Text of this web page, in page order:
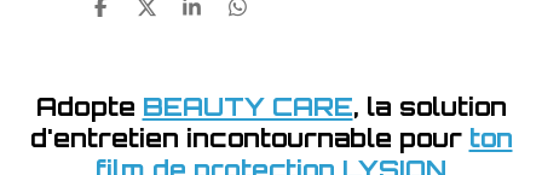
P
a
g
e
r
P
a
g
e
P
a
g
e
r
P
a
g
e
r
Adopte BEAUTY CARE, la solution
d'entretien incontournable pour ton
film de protection LYSION